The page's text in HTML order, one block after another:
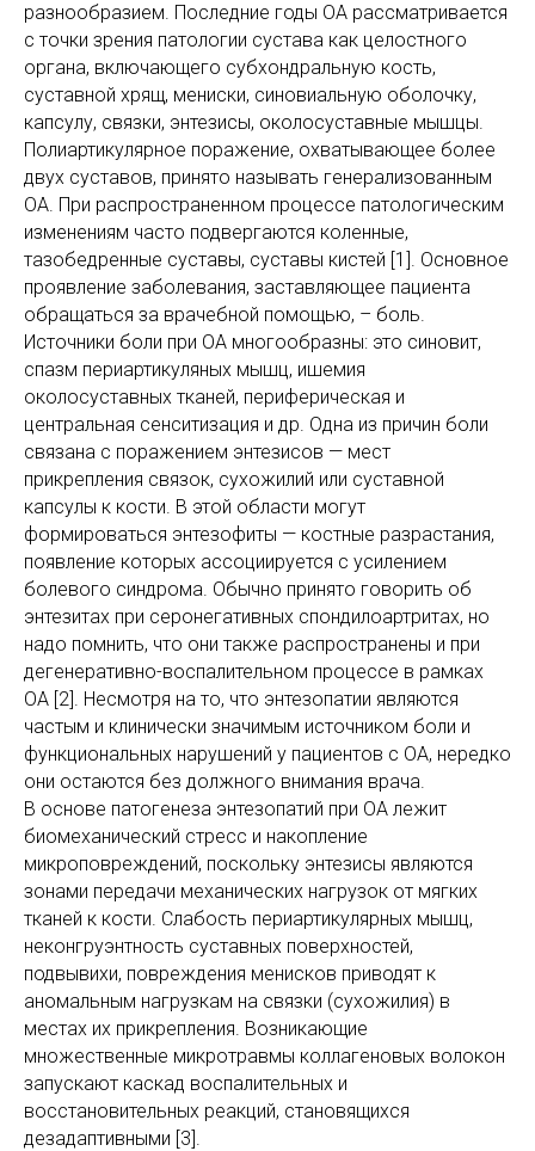
разнообразием. Последние годы ОА рассматривается
с точки зрения патологии сустава как целостного
органа, включающего субхондральную кость,
суставной хрящ, мениски, синовиальную оболочку,
капсулу, связки, энтезисы, околосуставные мышцы.
Полиартикулярное поражение, охватывающее более
двух суставов, принято называть генерализованным
ОА. При распространенном процессе патологическим
изменениям часто подвергаются коленные,
тазобедренные суставы, суставы кистей [1]. Основное
проявление заболевания, заставляющее пациента
обращаться за врачебной помощью, – боль.
Источники боли при ОА многообразны: это синовит,
спазм периартикуляных мышц, ишемия
околосуставных тканей, периферическая и
центральная сенситизация и др. Одна из причин боли
связана с поражением энтезисов — мест
прикрепления связок, сухожилий или суставной
капсулы к кости. В этой области могут
формироваться энтезофиты — костные разрастания,
появление которых ассоциируется с усилением
болевого синдрома. Обычно принято говорить об
энтезитах при серонегативных спондилоартритах, но
надо помнить, что они также распространены и при
дегенеративно-воспалительном процессе в рамках
ОА [2]. Несмотря на то, что энтезопатии являются
частым и клинически значимым источником боли и
функциональных нарушений у пациентов с ОА, нередко
они остаются без должного внимания врача.
В основе патогенеза энтезопатий при ОА лежит
биомеханический стресс и накопление
микроповреждений, поскольку энтезисы являются
зонами передачи механических нагрузок от мягких
тканей к кости. Слабость периартикулярных мышц,
неконгруэнтность суставных поверхностей,
подвывихи, повреждения менисков приводят к
аномальным нагрузкам на связки (сухожилия) в
местах их прикрепления. Возникающие
множественные микротравмы коллагеновых волокон
запускают каскад воспалительных и
восстановительных реакций, становящихся
дезадаптивными [3].